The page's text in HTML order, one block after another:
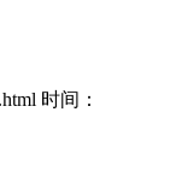
时间：